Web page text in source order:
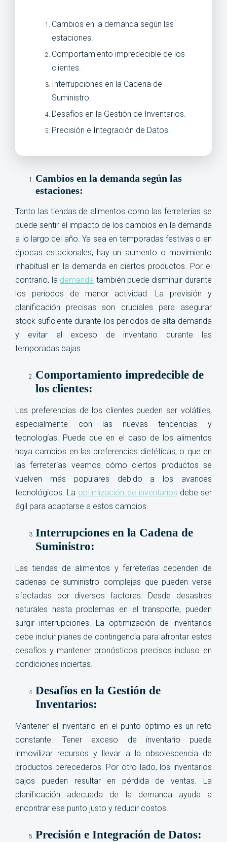
Cambios en la demanda según las
estaciones.
Comportamiento impredecible de los
clientes.
Interrupciones en la Cadena de
Suministro.
Desafíos en la Gestión de Inventarios.
Precisión e Integración de Datos.
Cambios en la demanda según las
estaciones:
Tanto las tiendas de alimentos como las ferreterías se
puede sentir el impacto de los cambios en la demanda
a lo largo del año. Ya sea en temporadas festivas o en
épocas estacionales, hay un aumento o movimiento
inhabitual en la demanda en ciertos productos. Por el
contrario, la demanda también puede disminuir durante
los períodos de menor actividad. La previsión y
planificación precisas son cruciales para asegurar
stock suficiente durante los periodos de alta demanda
y evitar el exceso de inventario durante las
temporadas bajas.
Comportamiento impredecible de
los clientes:
Las preferencias de los clientes pueden ser volátiles,
especialmente con las nuevas tendencias y
tecnologías. Puede que en el caso de los alimentos
haya cambios en las preferencias dietéticas, o que en
las ferreterías veamos cómo ciertos productos se
vuelven más populares debido a los avances
tecnológicos. La optimización de inventarios debe ser
ágil para adaptarse a estos cambios.
Interrupciones en la Cadena de
Suministro:
Las tiendas de alimentos y ferreterías dependen de
cadenas de suministro complejas que pueden verse
afectadas por diversos factores. Desde desastres
naturales hasta problemas en el transporte, pueden
surgir interrupciones. La optimización de inventarios
debe incluir planes de contingencia para afrontar estos
desafíos y mantener pronósticos precisos incluso en
condiciones inciertas.
Desafíos en la Gestión de
Inventarios:
Mantener el inventario en el punto óptimo es un reto
constante. Tener exceso de inventario puede
inmovilizar recursos y llevar a la obsolescencia de
productos perecederos. Por otro lado, los inventarios
bajos pueden resultar en pérdida de ventas. La
planificación adecuada de la demanda ayuda a
encontrar ese punto justo y reducir costos.
Precisión e Integración de Datos: